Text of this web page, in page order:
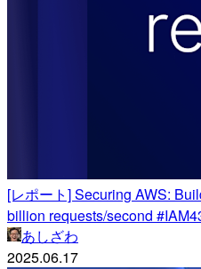
[レポート] Securing AWS:
billion requests/second
あしざわ
2025.06.17